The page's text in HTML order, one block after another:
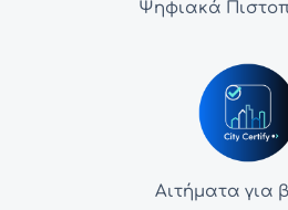
Ψηφιακά
Αιτήματα για